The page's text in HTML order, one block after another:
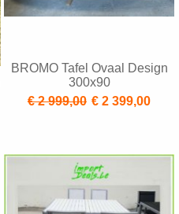
BROMO Tafel Ovaal Design
300x90
€ 2 999,00 € 2 399,00